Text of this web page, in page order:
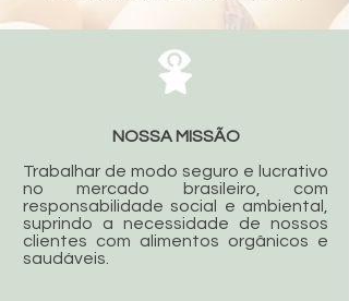
NOSSA MISSÃO
Trabalhar de modo seguro e lucrativo
no mercado brasileiro, com
responsabilidade social e ambiental,
suprindo a necessidade de nossos
clientes com alimentos orgânicos e
saudáveis.